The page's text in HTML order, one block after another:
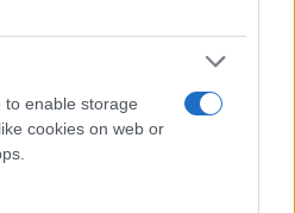
to enable storage
cookies on web or